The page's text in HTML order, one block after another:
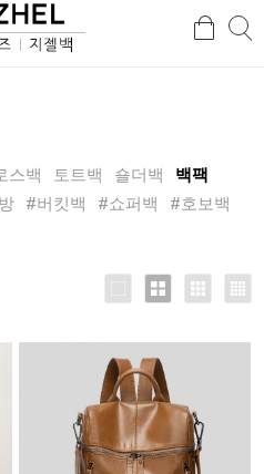
검
스백 토트백 숄더백
백팩
#버킷백 #쇼퍼백
#호보백